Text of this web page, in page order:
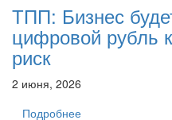
ТПП: Бизнес
цифровой рубль
риск
2 июня, 2026
Подробнее